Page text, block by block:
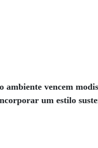
ambiente vencem
um estilo